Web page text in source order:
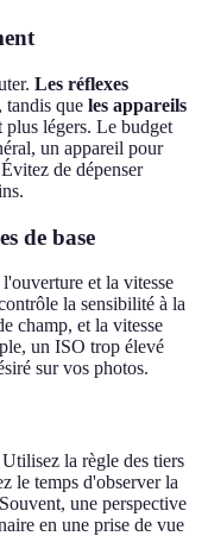
Les réflexes
que les appareils
plus légers. Le budget
un appareil pour
de dépenser
de base
et la vitesse
la sensibilité à la
champ, et la vitesse
un ISO trop élevé
sur vos photos.
la règle des tiers
le temps d'observer la
une perspective
en une prise de vue